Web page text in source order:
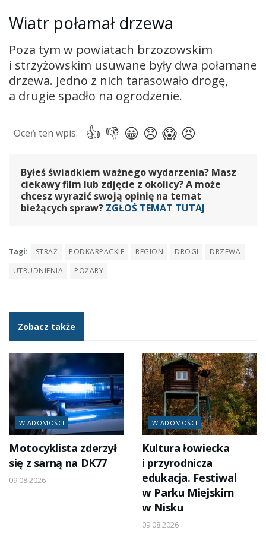
Wiatr połamał drzewa
Poza tym w powiatach brzozowskim
i strzyżowskim usuwane były dwa połamane
drzewa. Jedno z nich tarasowało drogę,
a drugie spadło na ogrodzenie.
Byłeś świadkiem ważnego wydarzenia? Masz
ciekawy film lub zdjęcie z okolicy? A może
chcesz wyrazić swoją opinię na temat
bieżących spraw? ZGŁOŚ TEMAT TUTAJ
Tagi: STRAŻ PODKARPACKIE REGION DROGI
DRZEWA
UTRUDNIENIA
POŻARY
Zobacz także
WIADOMOŚCI
Motocyklista zderzył
się z sarną na DK77
09.08.2026
WIADOMOŚCI
Kultura łowiecka
i przyrodnicza
edukacja. Festiwal
w Parku Miejskim
w Nisku
09.08.2026